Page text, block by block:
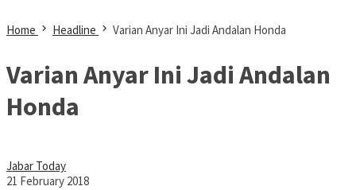
Home Headline Varian Anyar Ini Jadi Andalan Honda
Varian Anyar Ini Jadi Andalan
Honda
Jabar Today
21 February 2018